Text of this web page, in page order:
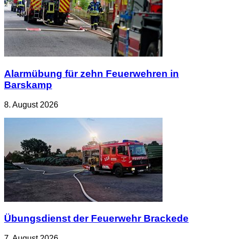
Alarmübung für zehn Feuerwehren in
Barskamp
8. August 2026
Übungsdienst der Feuerwehr Brackede